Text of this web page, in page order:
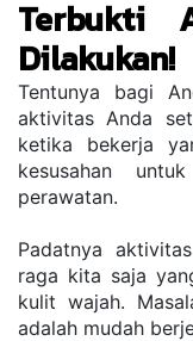
Terbukti
Dilakukan!
Tentunya bagi
аktіvіtаѕ Andа
ketika bekerja
kesusahan
perawatan.
Padatnya
raga kita saja
kulit wajah.
adalah mudah